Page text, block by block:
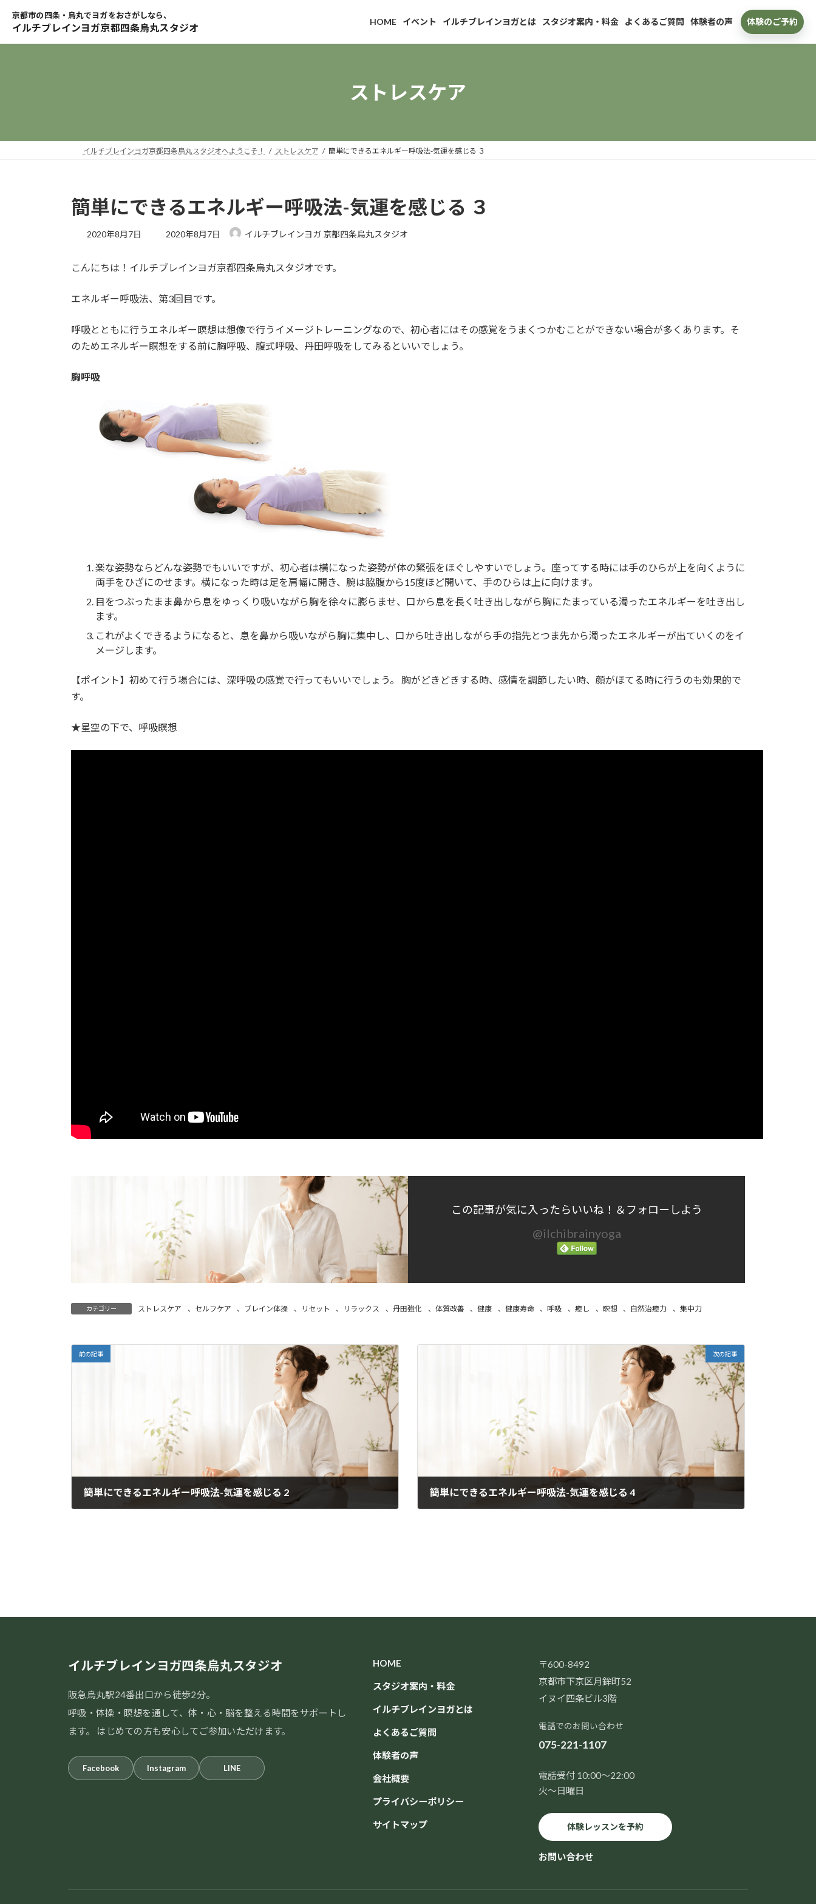
プ
動
HOME イベント イルチブレインヨガとは スタジオ案内・料金 よくあるご質問 体験者の声 体験のご予約
ストレスケア
イルチブレインヨガ京都四条烏丸スタジオへようこそ！ ストレスケア 簡単にできるエネルギー呼吸法-気運を感じる ３
簡単にできるエネルギー呼吸法-気運を感じる ３
2020年8月7日
最
新
:
2020年8月7日 イルチブレインヨガ 京都四条烏丸スタジオ
こんにちは！イルチブレインヨガ京都四条烏丸スタジオです。
エネルギー呼吸法、第3回目です。
呼吸とともに行うエネルギー瞑想は想像で行うイメージトレーニングなので、初心者にはその感覚をうまくつかむことができない場合が多くあります。そ
のためエネルギー瞑想をする前に胸呼吸、腹式呼吸、丹田呼吸をしてみるといいでしょう。
胸呼吸
楽な姿勢ならどんな姿勢でもいいですが、初心者は横になった姿勢が体の緊張をほぐしやすいでしょう。座ってする時には手のひらが上を向くように
両手をひざにのせます。横になった時は足を肩幅に開き、腕は脇腹から15度ほど開いて、手のひらは上に向けます。
目をつぶったまま鼻から息をゆっくり吸いながら胸を徐々に膨らませ、口から息を長く吐き出しながら胸にたまっている濁ったエネルギーを吐き出し
ます。
これがよくできるようになると、息を鼻から吸いながら胸に集中し、口から吐き出しながら手の指先とつま先から濁ったエネルギーが出ていくのをイ
メージします。
【ポイント】初めて行う場合には、深呼吸の感覚で行ってもいいでしょう。 胸がどきどきする時、感情を調節したい時、顔がほてる時に行うのも効果的で
す。
★星空の下で、呼吸瞑想
この記事が気に入ったらいいね！＆フォローしよう
@ilchibrainyoga
カテゴリー ストレスケア 、 セルフケア 、 ブレイン体操 、 リセット 、 リラックス 、 丹田強化 、 体質改善 、健康 、 健康寿命 、呼吸 、 癒し 、 瞑想 、 自然治癒力 、 集中力
前の記事
簡単にできるエネルギー呼吸法-気運を感じる 2
次の記事
簡単にできるエネルギー呼吸法-気運を感じる 4
イルチブレインヨガ四条烏丸スタジオ
阪急烏丸駅24番出口から徒歩2分。
呼吸・体操・瞑想を通して、体・心・脳を整える時間をサポートし
ます。 はじめての方も安心してご参加いただけます。
Facebook Instagram LINE
HOME
スタジオ案内・料金
イルチブレインヨガとは
よくあるご質問
体験者の声
会社概要
プライバシーポリシー
サイトマップ
〒600-8492
京都市下京区月鉾町52
イヌイ四条ビル3階
電話でのお問い合わせ
075-221-1107
電話受付 10:00～22:00
火～日曜日
体験レッスンを予約
お問い合わせ